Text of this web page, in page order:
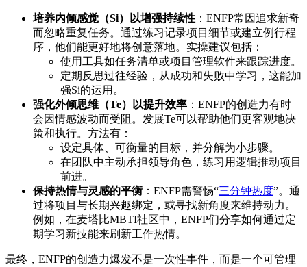
培养内倾感觉（Si）以增强持续性 ：ENFP常因追求新奇
而忽略重复任务。通过练习记录项目细节或建立例行程
序，他们能更好地将创意落地。实操建议包括：
使用工具如任务清单或项目管理软件来跟踪进度。
定期反思过往经验，从成功和失败中学习，这能加
强Si的运用。
强化外倾思维（Te）以提升效率 ：ENFP的创造力有时
会因情感波动而受阻。发展Te可以帮助他们更客观地决
策和执行。方法有：
设定具体、可衡量的目标，并分解为小步骤。
在团队中主动承担领导角色，练习用逻辑推动项目
前进。
保持热情与灵感的平衡 ：ENFP需警惕“三分钟热度”。通
过将项目与长期兴趣绑定，或寻找新角度来维持动力。
例如，在麦塔比MBTI社区中，ENFP们分享如何通过定
期学习新技能来刷新工作热情。
最终，ENFP的创造力爆发不是一次性事件，而是一个可管理